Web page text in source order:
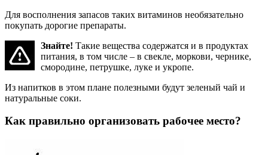
Для восполнения запасов таких витаминов необязательно
покупать дорогие препараты.
Знайте! Такие вещества содержатся и в продуктах
питания, в том числе – в свекле, моркови, чернике,
смородине, петрушке, луке и укропе.
Из напитков в этом плане полезными будут зеленый чай и
натуральные соки.
Как правильно организовать рабочее место?